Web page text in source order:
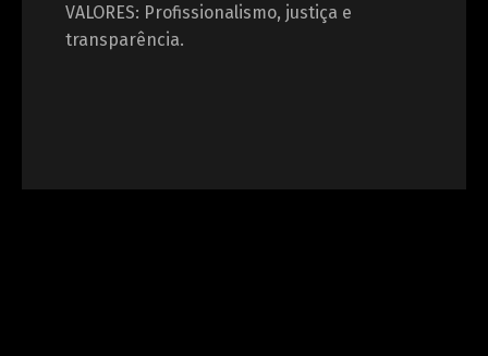
VALORES: Profissionalismo, justiça e
transparência.